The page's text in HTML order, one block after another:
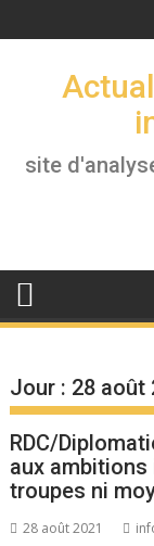
to
site
Jour : 28 août
RDC/
aux
troupes ni
28 août 2021